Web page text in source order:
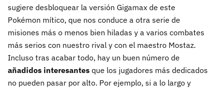
sugiere desbloquear la versión Gigamax de este
Pokémon mítico, que nos conduce a otra serie de
misiones más o menos bien hiladas y a varios combates
más serios con nuestro rival y con el maestro Mostaz.
Incluso tras acabar todo, hay un buen número de
añadidos interesantes que los jugadores más dedicados
no pueden pasar por alto. Por ejemplo, si a lo largo y